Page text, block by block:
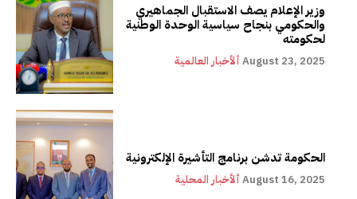
وزير الإعلام يصف الاستقبال الجماهيري
والحكومي بنجاح سياسية الوحدة الوطنية
لحكومته
ألأخبار العالمية August 23, 2025
الحكومة تدشن برنامج التأشيرة الإلكترونية
ألأخبار المحلية August 16, 2025